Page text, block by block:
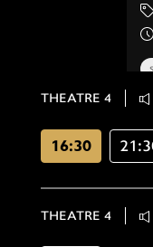
THEATRE 4
16:30
THEATRE 4